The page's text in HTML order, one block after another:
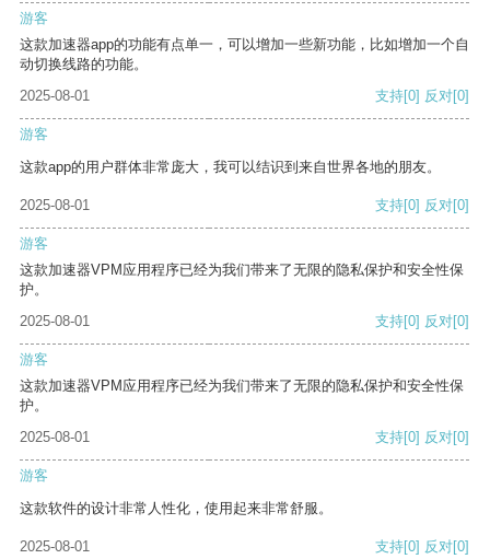
游客
这款加速器app的功能有点单一，可以增加一些新功能，比如增加一个自
动切换线路的功能。
2025-08-01
支持[0] 反对[0]
游客
这款app的用户群体非常庞大，我可以结识到来自世界各地的朋友。
2025-08-01 支持[0] 反对[0]
游客
这款加速器VPM应用程序已经为我们带来了无限的隐私保护和安全性保
护。
2025-08-01
支持[0] 反对[0]
游客
这款加速器VPM应用程序已经为我们带来了无限的隐私保护和安全性保
护。
2025-08-01
支持[0] 反对[0]
游客
这款软件的设计非常人性化，使用起来非常舒服。
2025-08-01 支持[0] 反对[0]